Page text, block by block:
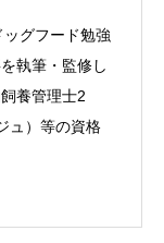
グフード勉強
執筆・監修し
養管理士2
ュ）等の資格